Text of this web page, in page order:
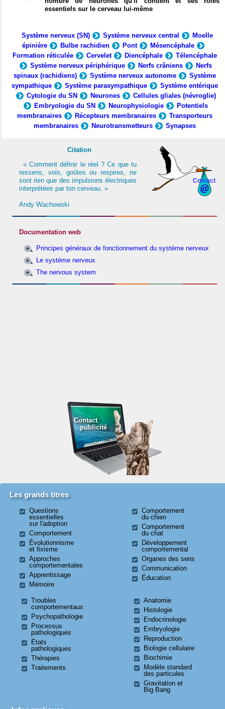
essentiels sur le cerveau lui-même
Système nerveux (SN) Système nerveux central
Moelle
épinière
Bulbe rachidien Pont
Mésencéphale
Formation réticulée
Cervelet Diencéphale
Télencéphale
Système nerveux périphérique
Nerfs crâniens
Nerfs
spinaux (rachidiens)
Système nerveux autonome
Système
sympathique
Système parasympathique
Système entérique
Cytologie du SN
Neurones
Cellules gliales (névroglie)
Embryologie du SN
Neurophysiologie
Potentiels
membranaires
Récepteurs membranaires
Transporteurs
membranaires
Neurotransmetteurs Synapses
Contact
Citation
« Comment définir le réel ? Ce que tu
ressens, vois, goûtes ou respires, ne
sont rien que des impulsions électriques
interprétées par ton cerveau. »
Andy Wachowski
Documentation web
Principes généraux de fonctionnement du système nerveux
Le système nerveux
The nervous system
Contact
publicité
Les grands titres
Questions
essentielles
sur l'adoption
Comportement
Évolutionnisme
et fixisme
Approches
comportementales
Apprentissage
Mémoire
Comportement
du chien
Comportement
du chat
Développement
comportemental
Organes des sens
Communication
Éducation
Troubles
comportementaux
Psychopathologie
Processus
pathologiques
États
pathologiques
Thérapies
Traitements
Anatomie
Histologie
Endocrinologie
Embryologie
Reproduction
Biologie cellulaire
Biochimie
Modèle standard
des particules
Gravitation et
Big Bang